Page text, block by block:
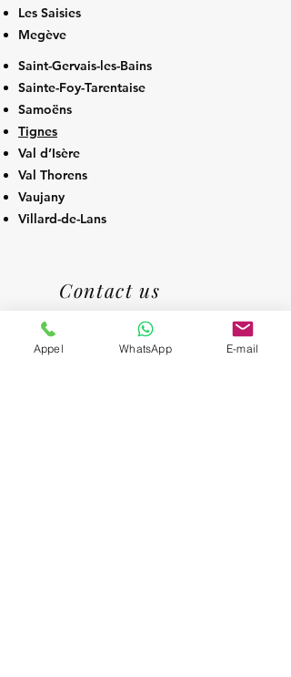
Les Saisies
Megève
Saint-Gervais-les-Bains
Sainte-Foy-Tarentaise
Samoëns
Tignes
Val d’Isère
Val Thorens
Vaujany
Villard-de-Lans
Contact us
To book our private chauffeur services
or ask any questions, do not hesitate
to contact us. We are available 24/7 to
Appel WhatsApp E-mail